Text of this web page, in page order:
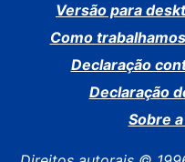
Versão para
Como trabalhamos
Declaração
Declaração
Sobre